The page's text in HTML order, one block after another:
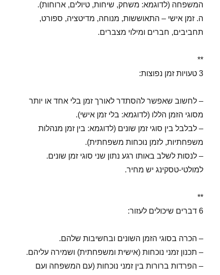
המשפחה (לדוגמא: משחק, שיחות, טיולים, ארוחות).
ה. זמן אישי – התאוששות, מנוחה, מדיטציה, ספורט,
תחביבים, חברים ומילוי מצברים.
**
3 טעויות זמן נפוצות:
– לחשוב שאפשר להסתדר לאורך זמן בלי אחד או יותר
מסוגי הזמן הללו (לדוגמא: בלי זמן אישי).
– לבלבל בין סוגי זמן שונים (לדוגמא: בין זמן מנהלות
משפחתיות, לזמן נוכחות משפחתית).
– לנסות לשלב באותו רגע נתון שני סוגי זמן שונים.
למולטי-טסקינג יש מחיר.
**
6 דברים שיכולים לעזור:
– הכרה בסוגי הזמן השונים ובחשיבות שלהם.
– תכנון זמני נוכחות (אישית ומשפחתית) ושמירה עליהם.
– הפרדות ברורות בין זמני נוכחות (עם המשפחה ועם